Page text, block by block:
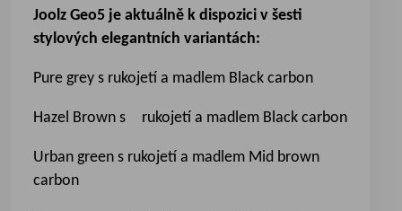
Joolz Geo5 je aktuálně k dispozici v šesti
stylových elegantních variantách:
Pure grey s rukojetí a madlem Black carbon
Hazel Brown s rukojetí a madlem Black carbon
Urban green s rukojetí a madlem Mid brown
carbon